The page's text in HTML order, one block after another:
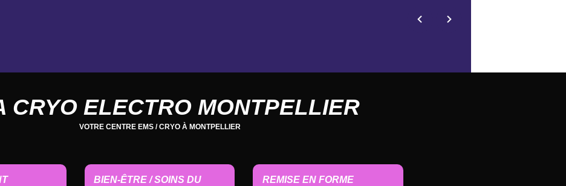
CRYO ELECTRO MONTPELLIER
VOTRE CENTRE EMS / CRYO À MONTPELLIER
BIEN-ÊTRE / SOINS DU
REMISE EN FORME